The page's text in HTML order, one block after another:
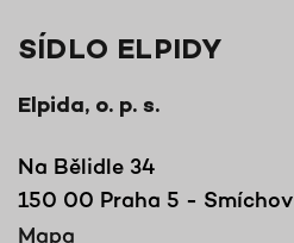
SÍDLO ELPIDY
Elpida, o. p. s.
Na Bělidle 34
150 00 Praha 5 - Smíchov
Mapa